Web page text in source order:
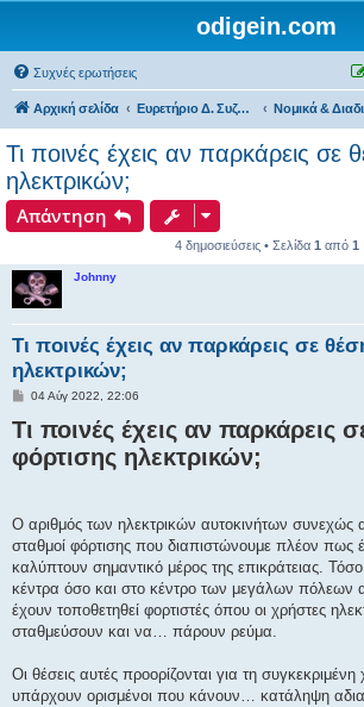
odigein.com
Συχνές ερωτήσεις
Αρχική σελίδα Ευρετήριο Δ. Συζήτησης
Τι ποινές έχεις αν παρκάρεις σε
ηλεκτρικών;
Απάντηση
4 δημοσιεύσεις • Σελίδα 1 από 1
Johnny
Τι ποινές έχεις αν παρκάρεις σε
ηλεκτρικών;
Δ
μ
ο
σ
ί
η
04 Αύγ 2022, 22:06
Τι ποινές έχεις αν παρκάρεις
φόρτισης ηλεκτρικών;
Ο αριθμός των ηλεκτρικών αυτοκινήτων συνεχώς
σταθμοί φόρτισης που διαπιστώνουμε πλέον πως
καλύπτουν σημαντικό μέρος της επικράτειας.
κέντρα όσο και στο κέντρο των μεγάλων πόλεων
έχουν τοποθετηθεί φορτιστές όπου οι χρήστες
σταθμεύσουν και να… πάρουν ρεύμα.
Οι θέσεις αυτές προορίζονται για τη
υπάρχουν ορισμένοι που κάνουν… κατάληψη